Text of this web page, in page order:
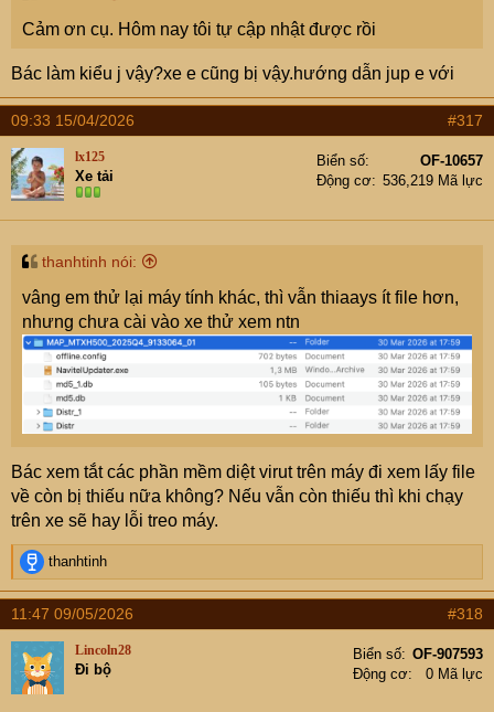
Cảm ơn cụ. Hôm nay tôi tự cập nhật được rồi
Bác làm kiểu j vậy?xe e cũng bị vậy.hướng dẫn jup e với
09:33 15/04/2026 #317
lx125
Xe tải
Biển số
OF-10657
Động cơ
536,219 Mã lực
thanhtinh nói:
vâng em thử lại máy tính khác, thì vẫn thiaays ít file hơn,
nhưng chưa cài vào xe thử xem ntn
Bác xem tắt các phần mềm diệt virut trên máy đi xem lấy file
về còn bị thiếu nữa không? Nếu vẫn còn thiếu thì khi chạy
trên xe sẽ hay lỗi treo máy.
R
e
a
c
t
i
o
n
thanhtinh
11:47 09/05/2026 #318
Lincoln28
Đi bộ
Biển số
OF-907593
Động cơ
0 Mã lực